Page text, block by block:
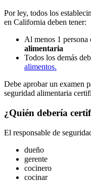
Por ley, todos los
en California deben tener:
Al menos 1
alimentaria
Todos los demás
alimentos.
Debe aprobar un examen
seguridad alimentaria
¿Quién debería
El responsable de
dueño
gerente
cocinero
cocinar